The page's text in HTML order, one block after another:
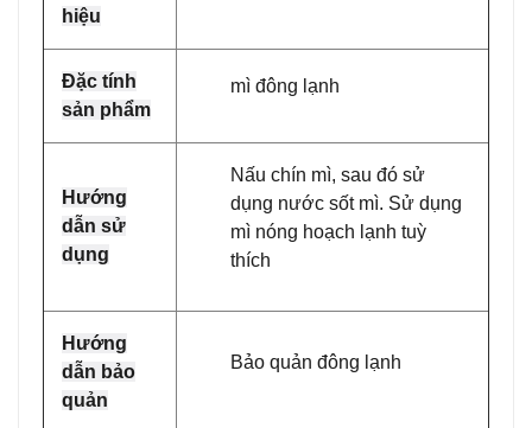
hiệu
Đặc tính
sản phẩm
mì đông lạnh
Hướng
dẫn sử
dụng
Nấu chín mì, sau đó sử
dụng nước sốt mì. Sử dụng
mì nóng hoạch lạnh tuỳ
thích
Hướng
dẫn bảo
quản
Bảo quản đông lạnh